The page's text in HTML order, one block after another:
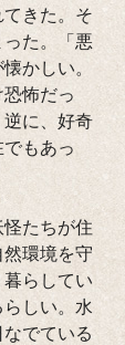
きた。そ
た。「悪
かしい。
怖だっ
に、好奇
もあっ
たちが住
環境を守
らしてい
しい。水
でている